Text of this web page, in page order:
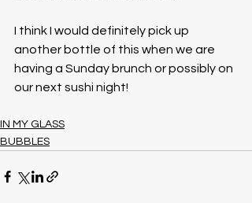
I think I would definitely pick up
another bottle of this when we are
having a Sunday brunch or possibly on
our next sushi night!
IN MY GLASS
BUBBLES